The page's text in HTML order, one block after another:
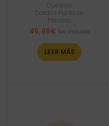
Cuesoul
Dardos Punta de
Plástico
46,49€ Iva incluido
LEER MÁS